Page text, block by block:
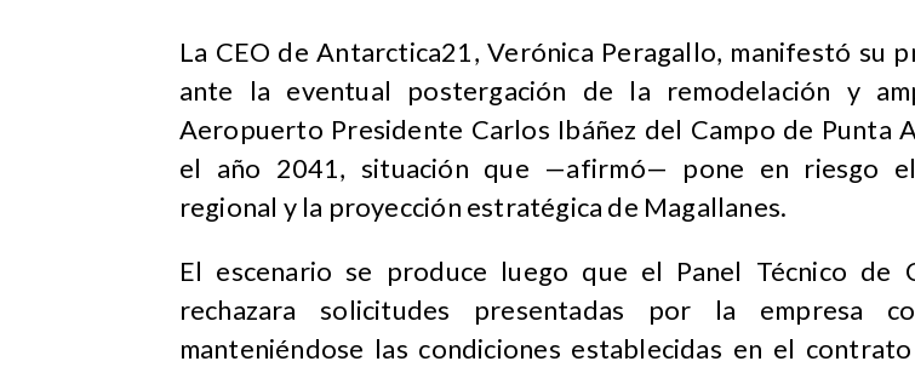
La CEO de Antarctica21, Verónica Peragallo, manifestó su
ante la eventual postergación de la remodelación y
Aeropuerto Presidente Carlos Ibáñez del Campo de Punta
el año 2041, situación que —afirmó— pone en riesgo
regional y la proyección estratégica de Magallanes.
El escenario se produce luego que el Panel Técnico de
rechazara solicitudes presentadas por la empresa
manteniéndose las condiciones establecidas en el